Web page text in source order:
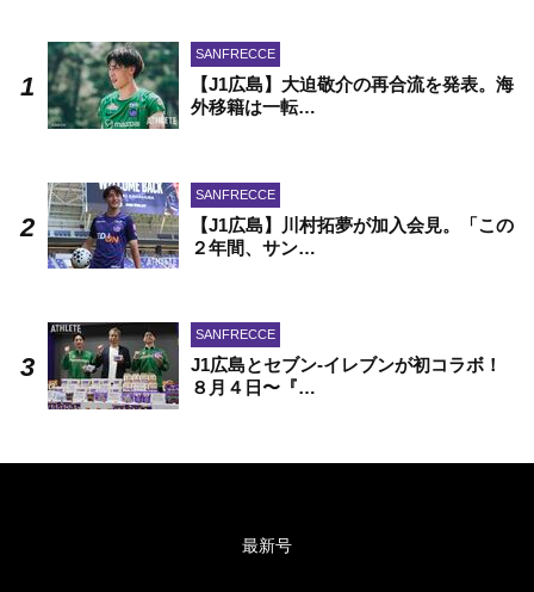
SANFRECCE
【J1広島】大迫敬介の再合流を発表。海
外移籍は一転…
SANFRECCE
【J1広島】川村拓夢が加入会見。「この
２年間、サン…
SANFRECCE
J1広島とセブン-イレブンが初コラボ！
８月４日〜『…
最新号